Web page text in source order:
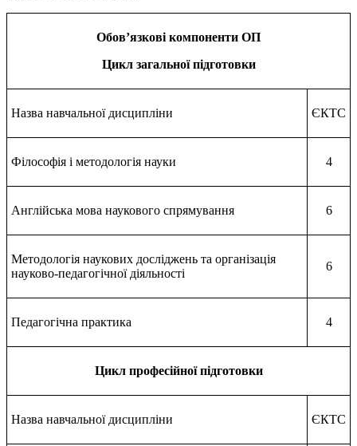
Обов’язкові компоненти ОП
Цикл загальної підготовки
Назва навчальної дисципліни ЄКТС
Філософія і методологія науки 4
Англійська мова наукового спрямування 6
Методологія наукових досліджень та організація
науково-педагогічної діяльності
6
Педагогічна практика 4
Цикл професійної підготовки
Назва навчальної дисципліни ЄКТС